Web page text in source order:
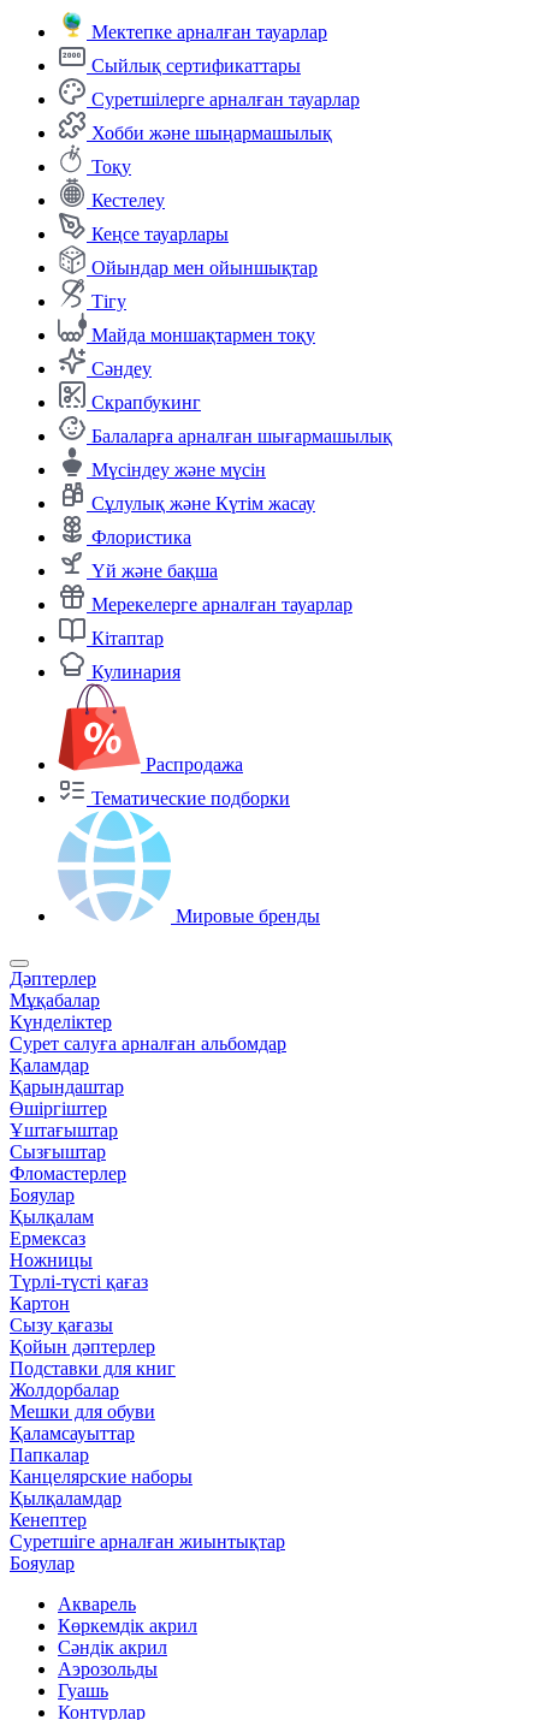
Мектепке арналған тауарлар
Сыйлық сертификаттары
Суретшілерге арналған тауарлар
Хобби және шыңармашылық
Тоқу
Кестелеу
Кеңсе тауарлары
Ойындар мен ойыншықтар
Тігу
Майда моншақтармен тоқу
Сәндеу
Скрапбукинг
Балаларға арналған шығармашылық
Мүсіндеу және мүсін
Сұлулық және Күтім жасау
Флористика
Үй және бақша
Мерекелерге арналған тауарлар
Кітаптар
Кулинария
Распродажа
Тематические подборки
Мировые бренды
Дәптерлер
Мұқабалар
Күнделіктер
Сурет салуға арналған альбомдар
Қаламдар
Қарындаштар
Өшіргіштер
Ұштағыштар
Сызғыштар
Фломастерлер
Бояулар
Қылқалам
Ермексаз
Ножницы
Түрлі-түсті қағаз
Картон
Сызу қағазы
Қойын дәптерлер
Подставки для книг
Жолдорбалар
Мешки для обуви
Қаламсауыттар
Папкалар
Канцелярские наборы
Қылқаламдар
Кенептер
Суретшіге арналған жиынтықтар
Бояулар
Акварель
Көркемдік акрил
Сәндік акрил
Аэрозольды
Гуашь
Контурлар